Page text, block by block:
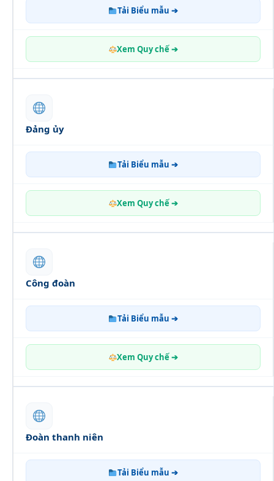
Tải Biểu mẫu ➔
Xem Quy chế ➔
Đảng ủy
Tải Biểu mẫu ➔
Xem Quy chế ➔
Công đoàn
Tải Biểu mẫu ➔
Xem Quy chế ➔
Đoàn thanh niên
Tải Biểu mẫu ➔